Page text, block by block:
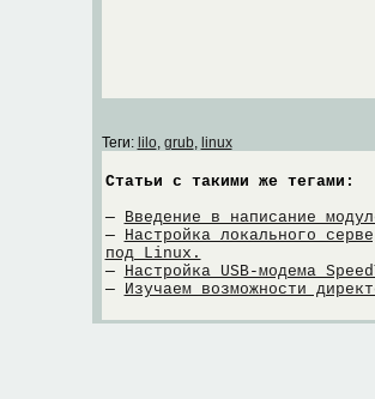
Теги: lilo, grub, linux
Статьи с такими же тегами:
— Введение в написание
— Настройка локального
под Linux.
— Настройка USB-модема
— Изучаем возможности